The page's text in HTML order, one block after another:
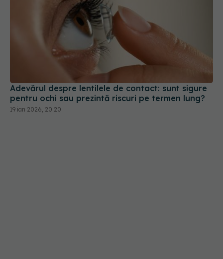
Adevărul despre lentilele de contact: sunt sigure
pentru ochi sau prezintă riscuri pe termen lung?
19 ian 2026, 20:20